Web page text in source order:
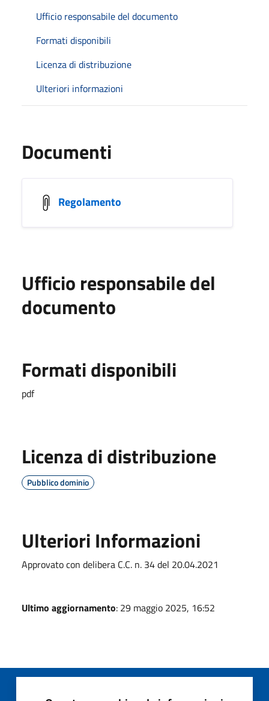
Ufficio responsabile del documento
Formati disponibili
Licenza di distribuzione
Ulteriori informazioni
Documenti
Regolamento
Ufficio responsabile del
documento
Formati disponibili
pdf
Licenza di distribuzione
Pubblico dominio
Ulteriori Informazioni
Approvato con delibera C.C. n. 34 del 20.04.2021
Ultimo aggiornamento: 29 maggio 2025, 16:52